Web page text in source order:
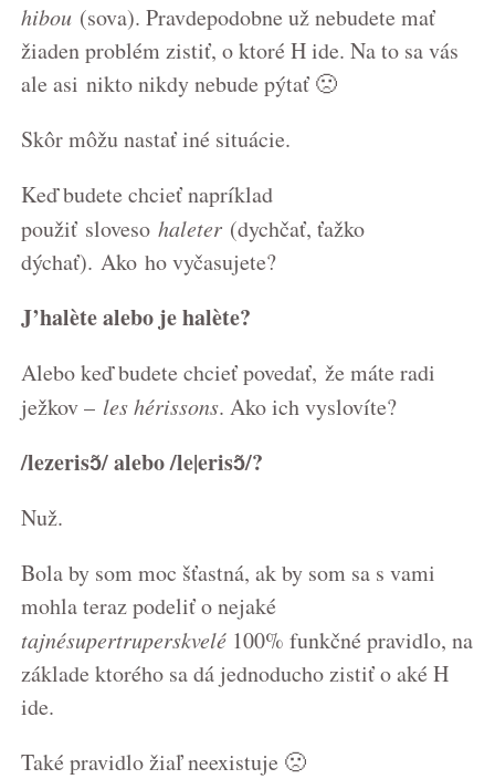
hibou (sova). Pravdepodobne už nebudete mať
žiaden problém zistiť, o ktoré H ide. Na to sa vás
ale asi nikto nikdy nebude pýtať 🙁
Skôr môžu nastať iné situácie.
Keď budete chcieť napríklad
použiť sloveso haleter (dychčať, ťažko
dýchať). Ako ho vyčasujete?
J’halète alebo je halète?
Alebo keď budete chcieť povedať, že máte radi
ježkov – les hérissons. Ako ich vyslovíte?
/lezerisɔ̃/ alebo /le|erisɔ̃/?
Nuž.
Bola by som moc šťastná, ak by som sa s vami
mohla teraz podeliť o nejaké
tajnésupertruperskvelé 100% funkčné pravidlo, na
základe ktorého sa dá jednoducho zistiť o aké H
ide.
Také pravidlo žiaľ neexistuje 🙁